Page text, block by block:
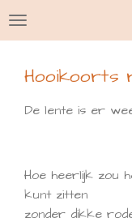
Ga
Hooikoorts
De lente is er
Hoe heerlijk zou
kunt zitten
zonder dikke